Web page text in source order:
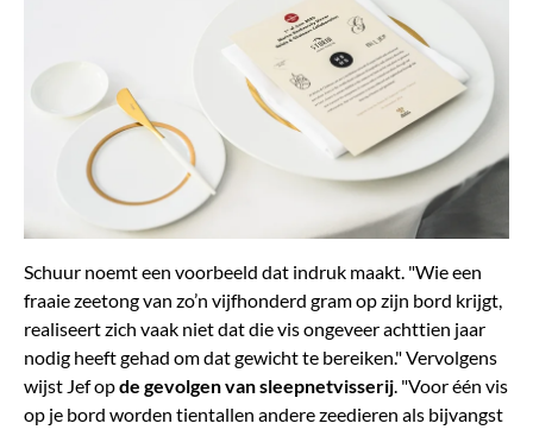
Schuur noemt een voorbeeld dat indruk maakt. "Wie een
fraaie zeetong van zo’n vijfhonderd gram op zijn bord krijgt,
realiseert zich vaak niet dat die vis ongeveer achttien jaar
nodig heeft gehad om dat gewicht te bereiken." Vervolgens
wijst Jef opde gevolgen van sleepnetvisserij . "Voor één vis
op je bord worden tientallen andere zeedieren als bijvangst